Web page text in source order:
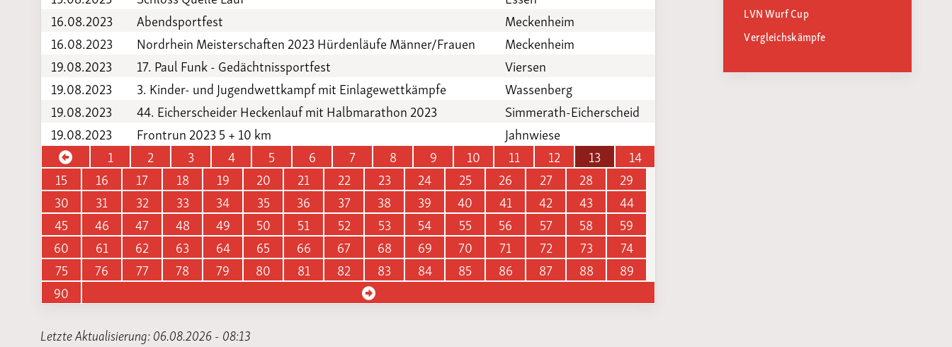
16.08.2023
Abendsportfest
Meckenheim
16.08.2023
Nordrhein Meisterschaften 2023 Hürdenläufe Männer/Frauen
Meckenheim
19.08.2023
17. Paul Funk - Gedächtnissportfest
Viersen
19.08.2023
3. Kinder- und Jugendwettkampf mit Einlagewettkämpfe
Wassenberg
19.08.2023
44. Eicherscheider Heckenlauf mit Halbmarathon 2023
Simmerath-Eicherscheid
19.08.2023
Frontrun 2023 5 + 10 km
Jahnwiese
1
2 3 4 5 6 7 8 9 10 11 12 13
14
15
16 17 18 19 20 21 22 23 24 25 26 27 28
29
30
31 32 33 34 35 36 37 38 39 40 41 42 43
44
45
46 47 48 49 50 51 52 53 54 55 56 57 58
59
60
61 62 63 64 65 66 67 68 69 70 71 72 73
74
75
76 77 78 79 80 81 82 83 84 85 86 87 88
89
90
Letzte Aktualisierung: 06.08.2026 - 08:13
LVN Wurf Cup
Vergleichskämpfe